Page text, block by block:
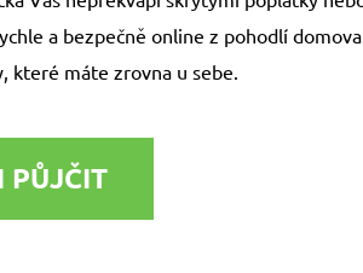
a bezpečně online z pohodlí
které máte zrovna u sebe.
PŮJČIT